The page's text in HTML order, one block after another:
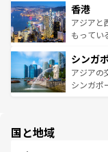
とつ。フ
ひ現地で
が旅行者
参照して
の活気が
帯で自然
いビーチ
激する。
が待って
た文化、
香港
アジアと
もってい
み、どこ
ており、
うな絶景
シンガ
アジアの
シンガポ
国と地域